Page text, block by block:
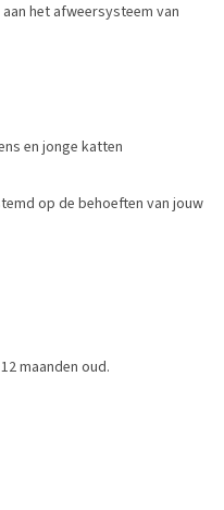
het afweersysteem van
en jonge katten
op de behoeften van jouw
maanden oud.